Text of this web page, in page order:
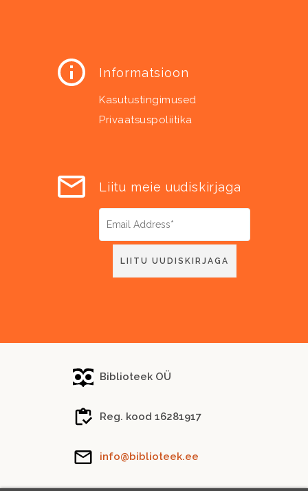
Informatsioon
Kasutustingimused
Privaatsuspoliitika
Liitu meie uudiskirjaga
Biblioteek OÜ
Reg. kood 16281917
info@biblioteek.ee